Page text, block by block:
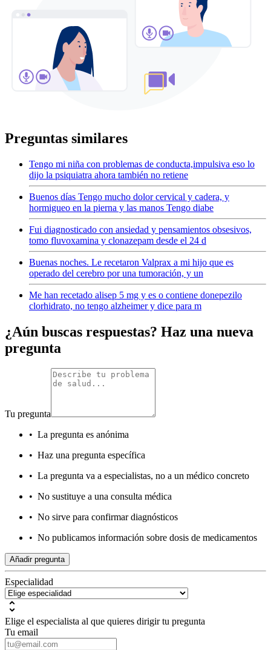
Preguntas similares
Tengo mi niña con problemas de conducta,impulsiva eso lo
dijo la psiquiatra ahora también no retiene
Buenos días Tengo mucho dolor cervical y cadera, y
hormigueo en la pierna y las manos Tengo diabe
Fui diagnosticado con ansiedad y pensamientos obsesivos,
tomo fluvoxamina y clonazepam desde el 24 d
Buenas noches. Le recetaron Valprax a mi hijo que es
operado del cerebro por una tumoración, y un
Me han recetado alisep 5 mg y es o contiene donepezilo
clorhidrato, no tengo alzheimer y dice para m
¿Aún buscas respuestas? Haz una nueva
pregunta
Tu pregunta
• La pregunta es anónima
• Haz una pregunta específica
• La pregunta va a especialistas, no a un médico concreto
• No sustituye a una consulta médica
• No sirve para confirmar diagnósticos
• No publicamos información sobre dosis de medicamentos
Añadir pregunta
Especialidad
Elige el especialista al que quieres dirigir tu pregunta
Tu email